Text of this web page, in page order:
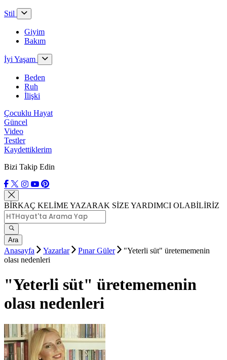
Stil
Giyim
Bakım
İyi Yaşam
Beden
Ruh
İlişki
Çocuklu Hayat
Güncel
Video
Testler
Kaydettiklerim
Bizi Takip Edin
BİRKAÇ KELİME YAZARAK SİZE YARDIMCI OLABİLİRİZ
Ara
Anasayfa Yazarlar Pınar Güler
"Yeterli süt" üretememenin
olası nedenleri
"Yeterli süt" üretememenin
olası nedenleri